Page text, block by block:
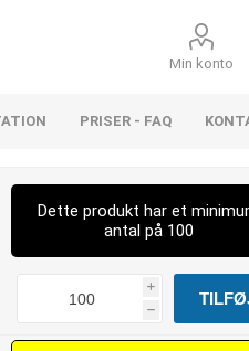
Min konto
PRISER - FAQ
Dette produkt har et
antal på 100
i
h